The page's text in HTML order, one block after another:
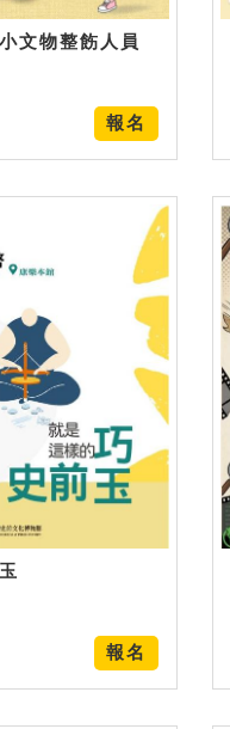
文物整飭人員
報名
報名